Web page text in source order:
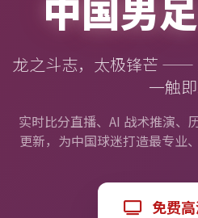
龙之斗志，太极锋芒 ——
一触
实时比分直播、AI 战术推演、
更新，为中国球迷打造最专业
免费